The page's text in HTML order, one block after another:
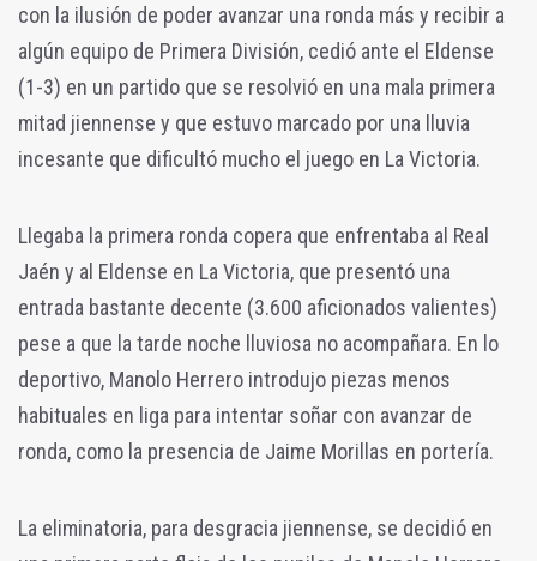
con la ilusión de poder avanzar una ronda más y recibir a
algún equipo de Primera División, cedió ante el Eldense
(1-3) en un partido que se resolvió en una mala primera
mitad jiennense y que estuvo marcado por una lluvia
incesante que dificultó mucho el juego en La Victoria.
Llegaba la primera ronda copera que enfrentaba al Real
Jaén y al Eldense en La Victoria, que presentó una
entrada bastante decente (3.600 aficionados valientes)
pese a que la tarde noche lluviosa no acompañara. En lo
deportivo, Manolo Herrero introdujo piezas menos
habituales en liga para intentar soñar con avanzar de
ronda, como la presencia de Jaime Morillas en portería.
La eliminatoria, para desgracia jiennense, se decidió en